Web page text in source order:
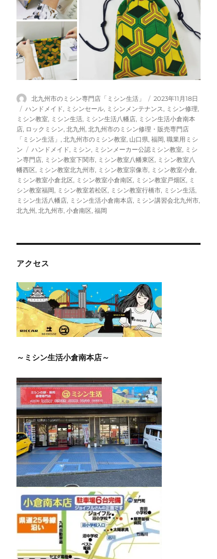
投
稿
者
北九州市のミシン専門店「ミシン生活」
投
稿
日:
2023年11月18日
カ
テ
ゴ
リ
ー
ハンドメイド, ミシンセール, ミシンメンテナンス, ミシン修理,
ミシン教室, ミシン生活, ミシン生活八幡店, ミシン生活小倉南本
店, ロックミシン,北九州 ,北九州市のミシン修理・販売専門店
「ミシン生活」 ,北九州市のミシン教室, 山口県,福岡,職業用ミシ
ン
タ
グ
ハンドメイド, ミシン, ミシンメーカー公認ミシン教室, ミシ
ン専門店, ミシン教室下関市, ミシン教室八幡東区, ミシン教室八
幡西区, ミシン教室北九州市, ミシン教室宗像市, ミシン教室小倉,
ミシン教室小倉北区, ミシン教室小倉南区, ミシン教室戸畑区, ミ
シン教室福岡, ミシン教室若松区, ミシン教室行橋市, ミシン生活,
ミシン生活八幡店, ミシン生活小倉南本店, ミシン講習会北九州市,
北九州 ,北九州市,小倉南区,福岡
アクセス
～ミシン生活小倉南本店～